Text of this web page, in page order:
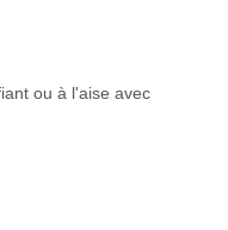
ou à l'aise avec